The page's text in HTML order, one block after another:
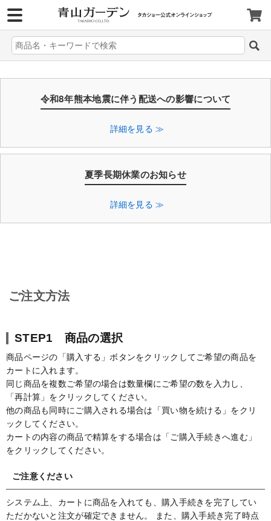
令和8年熊本地震に伴う配送への影響について
詳細を見る ≫
夏季長期休業のお知らせ
詳細を見る ≫
ご注文方法
STEP1 商品の選択
商品ページの「購入する」ボタンをクリックしてご希望の商品を
カートに入れます。
同じ商品を複数ご希望の場合は数量欄にご希望の数を入力し、
「再計算」をクリックしてください。
他の商品も同時にご購入される場合は「買い物を続ける」をクリ
ックしてください。
カートの内容の商品で精算をする場合は「ご購入手続きへ進む」
をクリックしてください。
ご注意ください
システム上、カートに商品を入れても、購入手続きを完了してい
ただかないと注文が確定できません。 また、購入手続き完了時点